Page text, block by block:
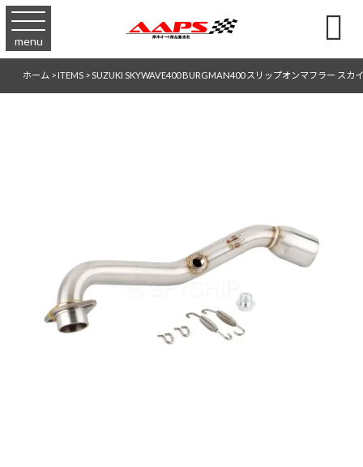
menu 
ホーム>ITEMS>SUZUKI SKYWAVE400 BURGMAN400 スリップオンマフラー ス